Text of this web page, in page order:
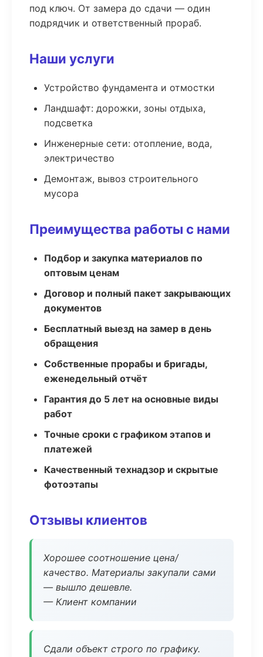
под ключ. От замера до сдачи — один
подрядчик и ответственный прораб.
Наши услуги
Устройство фундамента и отмостки
Ландшафт: дорожки, зоны отдыха,
подсветка
Инженерные сети: отопление, вода,
электричество
Демонтаж, вывоз строительного
мусора
Преимущества работы с нами
Подбор и закупка материалов по
оптовым ценам
Договор и полный пакет закрывающих
документов
Бесплатный выезд на замер в день
обращения
Собственные прорабы и бригады,
еженедельный отчёт
Гарантия до 5 лет на основные виды
работ
Точные сроки с графиком этапов и
платежей
Качественный технадзор и скрытые
фотоэтапы
Отзывы клиентов
Хорошее соотношение цена/
качество. Материалы закупали сами
— вышло дешевле.
— Клиент компании
Сдали объект строго по графику.